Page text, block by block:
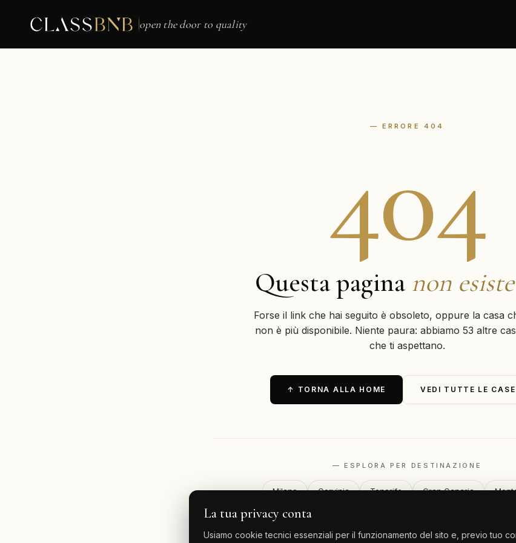
open the door to quality
— ERRORE 404
404
Questa pagina non
Forse il link che hai seguito è obsoleto, oppure la casa
non è più disponibile. Niente paura: abbiamo 53 altre
che ti aspettano.
↑ TORNA ALLA HOME VEDI TUTTE LE
— ESPLORA PER DESTINAZIONE
Milano Cervinia Tenerife Gran Canaria
La tua privacy conta
Usiamo cookie tecnici essenziali per il funzionamento del sito e, previo tuo